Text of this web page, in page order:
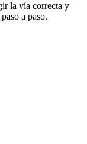
la vía correcta y
a paso.